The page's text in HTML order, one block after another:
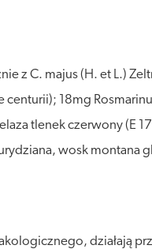
z C. majus (H. et L.)
18mg
tlenek czerwony (E
wosk
działają